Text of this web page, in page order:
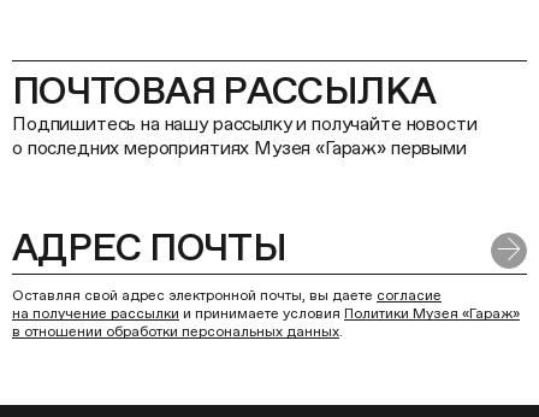
ПОЧТОВАЯ РАССЫЛКА
Подпишитесь на нашу рассылку и получайте новости
о последних мероприятиях Музея «Гараж» первыми
Оставляя свой адрес электронной почты, вы даете согласие
на получение рассылки и принимаете условия Политики Музея «Гараж»
в отношении обработки персональных данных.